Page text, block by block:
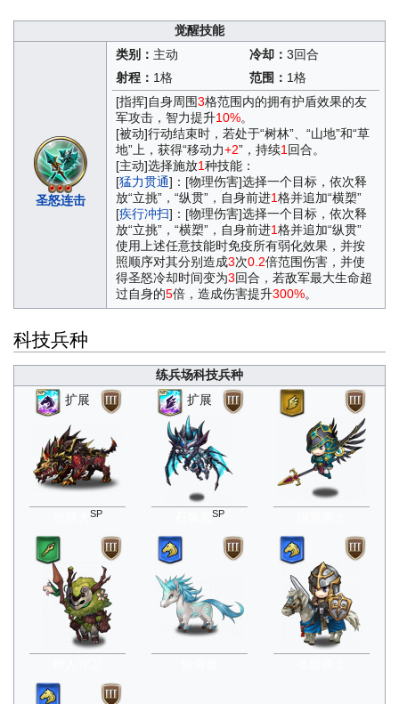
觉醒技能
圣怒连击
类别： 主动 冷却： 3回合
射程： 1格 范围： 1格
[指挥]自身周围3格范围内的拥有护盾效果的友
军攻击，智力提升10%。
[被动]行动结束时，若处于“树林”、“山地”和“草
地”上，获得“移动力+2”，持续1 回合。
[主动]选择施放1种技能：
[猛力贯通]：[物理伤害]选择一个目标，依次释
放“立挑”，“纵贯”，自身前进1格并追加“横槊”
[疾行冲扫]：[物理伤害]选择一个目标，依次释
放“立挑”，“横槊”，自身前进1格并追加“纵贯”
使用上述任意技能时免疫所有弱化效果，并按
照顺序对其分别造成3次0.2倍范围伤害，并使
得圣怒冷却时间变为3回合，若敌军最大生命超
过自身的5倍，造成伤害提升300%。
科技兵种
练兵场科技兵种
扩展
地狱犬SP
扩展
SP